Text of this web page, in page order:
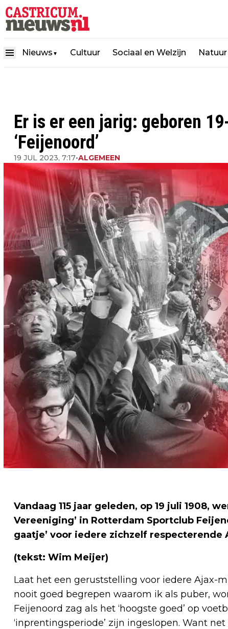
Nieuws ▼ Cultuur Sociaal en Welzijn Natuur
Er is er een jarig: geboren
‘Feijenoord’
19 JUL 2023, 7:17•ALGEMEEN
Vandaag 115 jaar geleden, op 19 juli 1908,
Vereeniging’ in Rotterdam Sportclub
gaatje’ voor iedere zichzelf respecterende
(tekst: Wim Meijer)
Laat het een geruststelling voor iedere Ajax-
nooit goed begrepen waarom ik als puber,
Feijenoord zag als het ‘hoogste goed’ op
‘inprentingsperiode’ zijn ingeslopen. Want